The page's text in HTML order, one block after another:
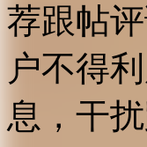
荐跟帖
户不得
息，干